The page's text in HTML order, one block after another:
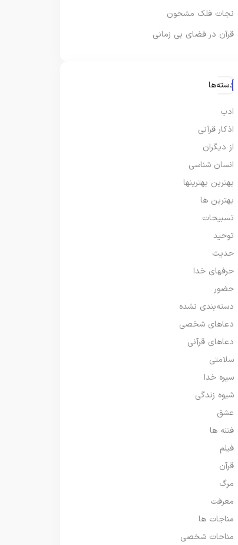
نجات فلک مشحون
قرآن در فضای بی زمانی
دسته‌ها
ادب
اذکار قرآنی
از دیگران
انسان شناسی
بهترین بهترینها
بهترین ها
تسبیحات
توحید
حدیث
حرفهای خدا
حضور
دسته‌بندی نشده
دعاهای شخصی
دعاهای قرآنی
سلامتی
سیره خدا
شیوه زندگی
عشق
فتنه ها
فیلم
قرآن
مرگ
معرفت
مناجات ها
مناحات شخصی